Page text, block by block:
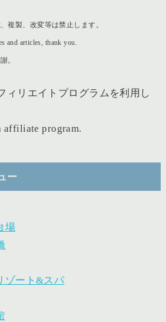
複製、改変等は禁止します。
and articles, thank you.
。
リエイトプログラムを利用し
program.
ー
場
ゾート&スパ